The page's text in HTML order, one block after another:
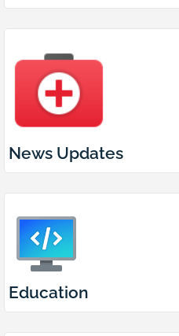
News Updates
Education